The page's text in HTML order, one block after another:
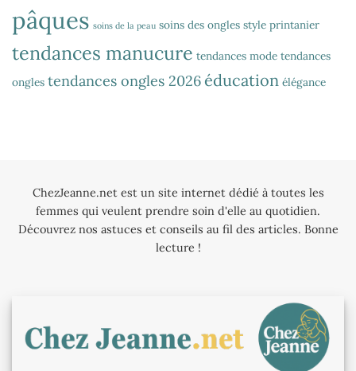
pâques soins de la peau soins des ongles style printanier
tendances manucure tendances mode tendances
ongles tendances ongles 2026 éducation élégance
ChezJeanne.net est un site internet dédié à toutes les
femmes qui veulent prendre soin d'elle au quotidien.
Découvrez nos astuces et conseils au fil des articles. Bonne
lecture !